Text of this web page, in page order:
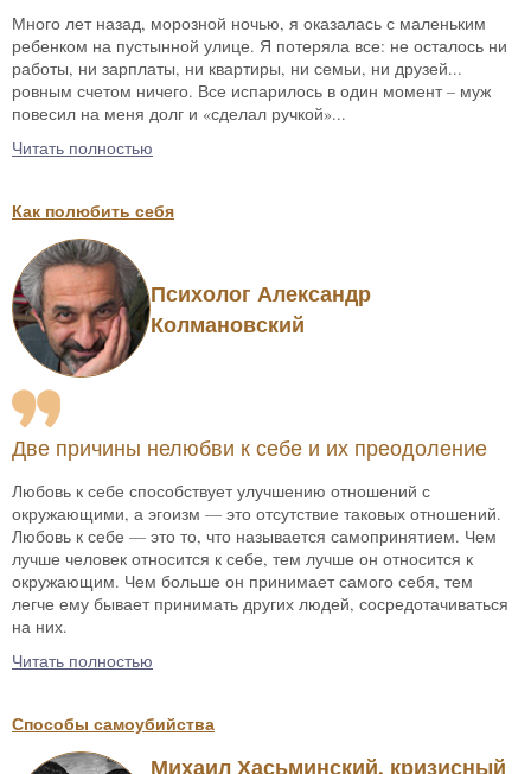
Много лет назад, морозной ночью, я оказалась с маленьким
ребенком на пустынной улице. Я потеряла все: не осталось ни
работы, ни зарплаты, ни квартиры, ни семьи, ни друзей...
ровным счетом ничего. Все испарилось в один момент – муж
повесил на меня долг и «сделал ручкой»...
Читать полностью
Как полюбить себя
Психолог Александр
Колмановский
Две причины нелюбви к себе и их преодоление
Любовь к себе способствует улучшению отношений с
окружающими, а эгоизм — это отсутствие таковых отношений.
Любовь к себе — это то, что называется самопринятием. Чем
лучше человек относится к себе, тем лучше он относится к
окружающим. Чем больше он принимает самого себя, тем
легче ему бывает принимать других людей, сосредотачиваться
на них.
Читать полностью
Способы самоубийства
Михаил Хасьминский, кризисный